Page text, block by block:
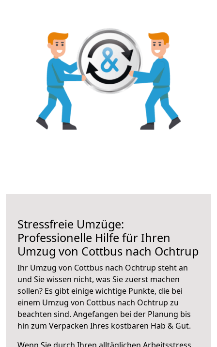
Stressfreie Umzüge:
Professionelle Hilfe für Ihren
Umzug von Cottbus nach Ochtrup
Ihr Umzug von Cottbus nach Ochtrup steht an
und Sie wissen nicht, was Sie zuerst machen
sollen? Es gibt einige wichtige Punkte, die bei
einem Umzug von Cottbus nach Ochtrup zu
beachten sind. Angefangen bei der Planung bis
hin zum Verpacken Ihres kostbaren Hab & Gut.